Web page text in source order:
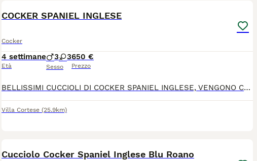
COCKER SPANIEL INGLESE
Cocker
4 settimane
Età
3 3
Sesso
650 €
Prezzo
BELLISSIMI CUCCIOLI DI COCKER SPANIEL INGLESE, VENGONO CEDUTI CON PEDIGREE,MICROCIP,VACINI ,SVERMINATI,LIBRETTO DI BUONA SALUTE. GENITORI VISIBILI
Villa Cortese (25.9km)
Cucciolo Cocker Spaniel Inglese Blu Roano